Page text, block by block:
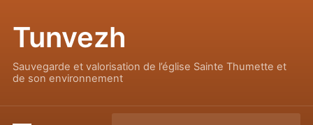
Tunvezh
Sauvegarde et valorisation de l’église Sainte Thumette et
de son environnement